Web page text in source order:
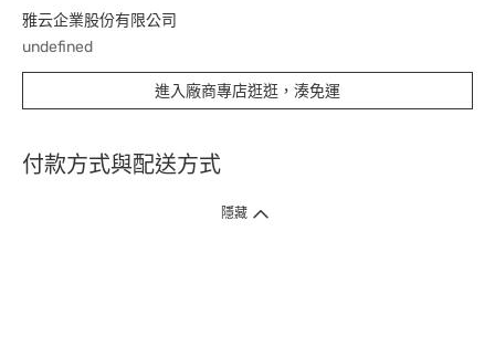
雅云企業股份有限公司
undefined
進入廠商專店逛逛，湊免運
付款方式與配送方式
隱藏